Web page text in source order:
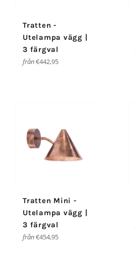
Tratten -
Utelampa vägg |
3 färgval
från€442,95
Tratten Mini -
Utelampa vägg |
3 färgval
från€454,95